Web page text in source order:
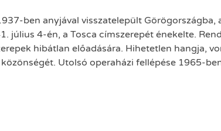
ben anyjával visszatelepült Görögországba,
július 4-én, a Tosca címszerepét énekelte.
hibátlan előadására. Hihetetlen hangja,
Utolsó operaházi fellépése 1965-